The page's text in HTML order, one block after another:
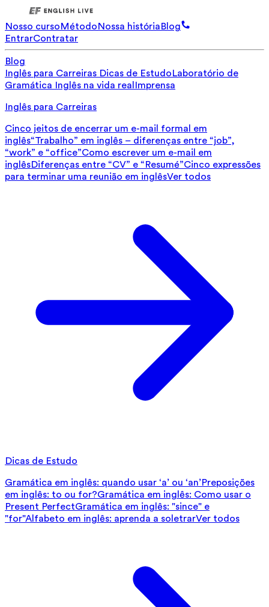
Nosso cursoMétodoNossa históriaBlog
EntrarContratar
Blog
Inglês para Carreiras Dicas de EstudoLaboratório de
Gramática Inglês na vida real Imprensa
Inglês para Carreiras
Cinco jeitos de encerrar um e-mail formal em
inglês“Trabalho” em inglês – diferenças entre “job”,
“work” e “office”Como escrever um e-mail em
inglêsDiferenças entre “CV” e “Resumé”Cinco expressões
para terminar uma reunião em inglêsVer todos
Dicas de Estudo
Gramática em inglês: quando usar ‘a’ ou ‘an’Preposições
em inglês: to ou for?Gramática em inglês: Como usar o
Present PerfectGramática em inglês: "since" e
"for"Alfabeto em inglês: aprenda a soletrarVer todos